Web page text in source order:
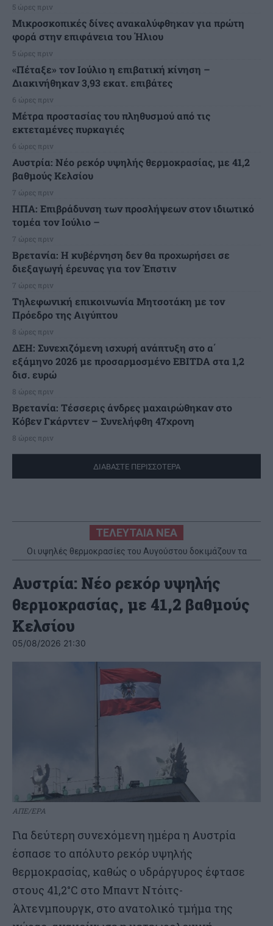
5 ώρες πριν
Μικροσκοπικές δίνες ανακαλύφθηκαν για πρώτη
φορά στην επιφάνεια του Ήλιου
5 ώρες πριν
«Πέταξε» τον Ιούλιο η επιβατική κίνηση –
Διακινήθηκαν 3,93 εκατ. επιβάτες
6 ώρες πριν
Μέτρα προστασίας του πληθυσμού από τις
εκτεταμένες πυρκαγιές
6 ώρες πριν
Αυστρία: Νέο ρεκόρ υψηλής θερμοκρασίας, με 41,2
βαθμούς Κελσίου
7 ώρες πριν
ΗΠΑ: Επιβράδυνση των προσλήψεων στον ιδιωτικό
τομέα τον Ιούλιο –
7 ώρες πριν
Βρετανία: Η κυβέρνηση δεν θα προχωρήσει σε
διεξαγωγή έρευνας για τον Έπστιν
7 ώρες πριν
Τηλεφωνική επικοινωνία Μητσοτάκη με τον
Πρόεδρο της Αιγύπτου
8 ώρες πριν
ΔΕΗ: Συνεχιζόμενη ισχυρή ανάπτυξη στο α΄
εξάμηνο 2026 με προσαρμοσμένο EBITDA στα 1,2
δισ. ευρώ
8 ώρες πριν
Βρετανία: Τέσσερις άνδρες μαχαιρώθηκαν στο
Κόβεν Γκάρντεν – Συνελήφθη 47χρονη
8 ώρες πριν
ΔΙΑΒΑΣΤΕ ΠΕΡΙΣΣΟΤΕΡΑ